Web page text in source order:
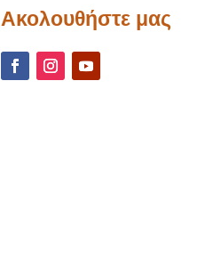
Ακολουθήστε μας